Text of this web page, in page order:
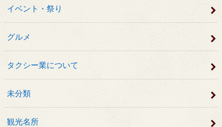
イベント・祭り
グルメ
タクシー業について
未分類
観光名所